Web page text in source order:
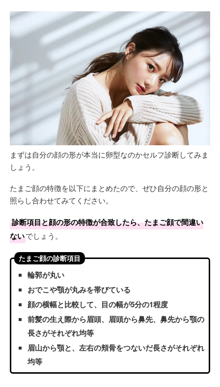
まずは自分の顔の形が本当に卵型なのかセルフ診断してみま
しょう。
たまご顔の特徴を以下にまとめたので、ぜひ自分の顔の形と
照らし合わせてみてください。
診断項目と顔の形の特徴が合致したら、たまご顔で間違い
ないでしょう。
たまご顔の診断項目
輪郭が丸い
おでこや顎が丸みを帯びている
顔の横幅と比較して、目の幅が5分の1程度
前髪の生え際から眉頭、眉頭から鼻先、鼻先から顎の
長さがそれぞれ均等
眉山から顎と、左右の頬骨をつないだ長さがそれぞれ
均等